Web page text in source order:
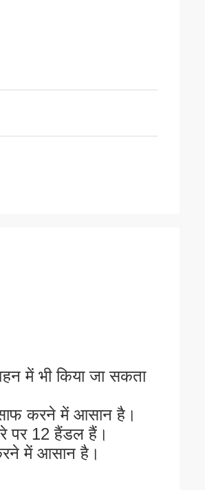
में भी किया जा सकता
करने में आसान है।
पर 12 हैंडल हैं।
में आसान है।